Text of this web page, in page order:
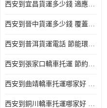
西安到宜昌貨運多少錢 適應能力強 降低運輸成本
西安到晉中貨運多少錢 覆蓋面廣 一站式運輸
西安到普洱貨運電話 節能環保 靈活性高 持續性長
西安到張家口轎車托運 節約時間 隨時查詢車輛時實位置
西安到曲靖轎車托運哪家好 方便快捷 用戶享受上門提送車輛
西安到銅川轎車托運哪家好 節約時間精力 在途運輸一對一客服